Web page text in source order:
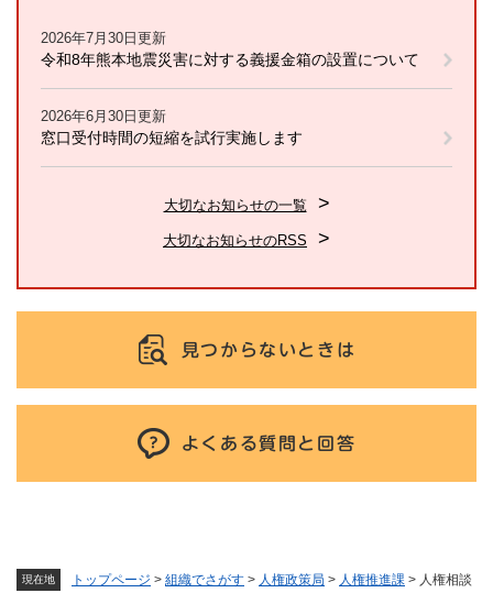
現在地 トップページ > 組織でさがす > 人権政策局 > 人権推進課 > 人権相談
2026年7月30日更新
令和8年熊本地震災害に対する義援金箱の設置について
2026年6月30日更新
窓口受付時間の短縮を試行実施します
大切なお知らせの一覧
大切なお知らせのRSS
見つからないときは
よくある質問と回答